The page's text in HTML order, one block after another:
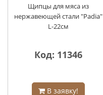
Щипцы для мяса из
нержавеющей стали "Padia"
L-22см
Код: 11346
В заявку!